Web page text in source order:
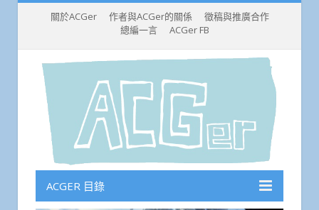
關於ACGer 作者與ACGer的關係
徵稿與推廣合作
總編一言
ACGer FB
ACGER 目錄